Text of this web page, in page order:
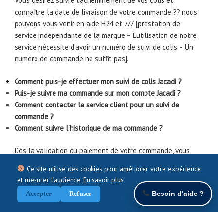
connaître la date de livraison de votre commande ?? nous
pouvons vous venir en aide H24 et 7/7 [prestation de
service indépendante de la marque – L’utilisation de notre
service nécessite d’avoir un numéro de suivi de colis – Un
numéro de commande ne suffit pas].
Comment puis-je effectuer mon suivi de colis Jacadi ?
Puis-je suivre ma commande sur mon compte Jacadi ?
Comment contacter le service client pour un suivi de
commande ?
Comment suivre l’historique de ma commande ?
Dès la validation du paiement de votre commande, vous
l’expédition de la commande, vous recevrez un autre email
indiquant les produits expédiés et facturés. Une fois votre
commande validée, vous pourrez à tout instant suivre son
traitement. Pour cela, il vous suffit de vous connecter à
Ce site utilise des cookies pour améliorer votre expérience
et mesurer l’audience. En savoir plus
Accepter Refuser Besoin d’aide ?